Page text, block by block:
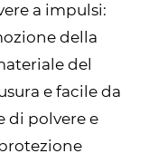
a impulsi:
della
del
e facile da
di polvere e